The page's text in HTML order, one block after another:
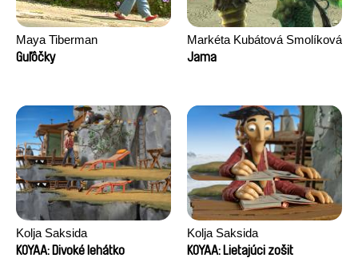
Maya Tiberman
Guľôčky
Markéta Kubátová Smolíková
Jama
Kolja Saksida
KOYAA: Divoké lehátko
Kolja Saksida
KOYAA: Lietajúci zošit